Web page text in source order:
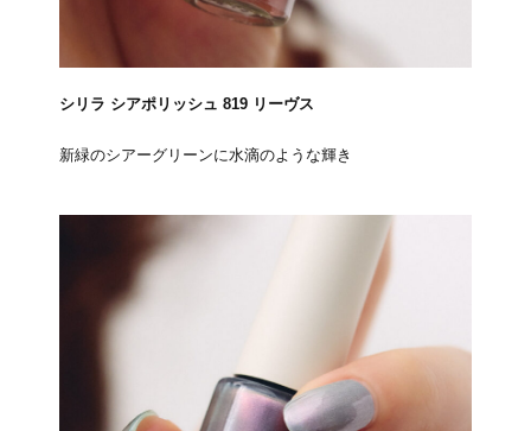
シリラ シアポリッシュ 819 リーヴス
新緑のシアーグリーンに水滴のような輝き